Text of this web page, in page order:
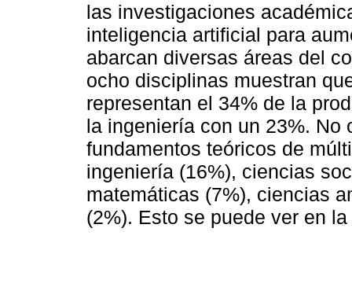
las investigaciones
inteligencia artificial para
abarcan diversas áreas del
ocho disciplinas muestran
representan el 34% de la
la ingeniería con un 23%. No
fundamentos teóricos de
ingeniería (16%), ciencias
matemáticas (7%), ciencias
(2%). Esto se puede ver en la